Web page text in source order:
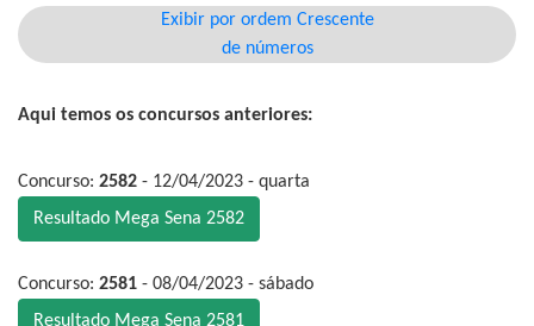
Exibir por ordem Crescente
de números
Aqui temos os concursos anteriores:
Concurso: 2582 - 12/04/2023 - quarta
Resultado Mega Sena 2582
Concurso: 2581 - 08/04/2023 - sábado
Resultado Mega Sena 2581